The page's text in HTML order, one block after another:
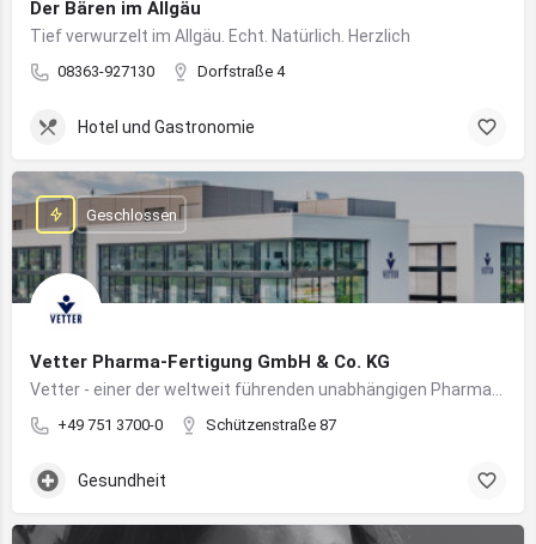
Der Bären im Allgäu
Tief verwurzelt im Allgäu. Echt. Natürlich. Herzlich
08363-927130 Dorfstraße 4
Hotel und Gastronomie
Vetter Pharma-Fertigung GmbH & Co. KG
+49 751 3700-0 Schützenstraße 87
Geschlossen
Gesundheit